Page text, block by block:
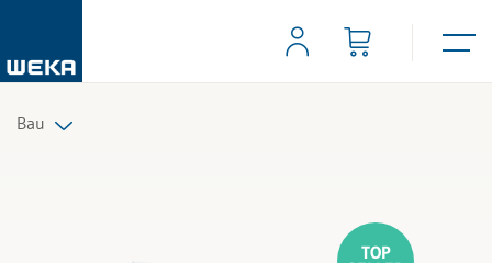
Bau